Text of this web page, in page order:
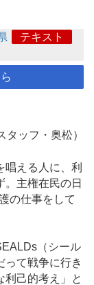
テキスト
タッフ・奥松）
える人に、利
。主権在民の日
の仕事をして
（シール
って戦争に行き
利己的考え」と